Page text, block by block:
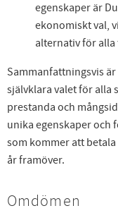
egenskaper är
ekonomiskt val,
alternativ för alla
Sammanfattningsvis
självklara valet för alla
prestanda och
unika egenskaper och
som kommer att
år framöver.
Omdömen